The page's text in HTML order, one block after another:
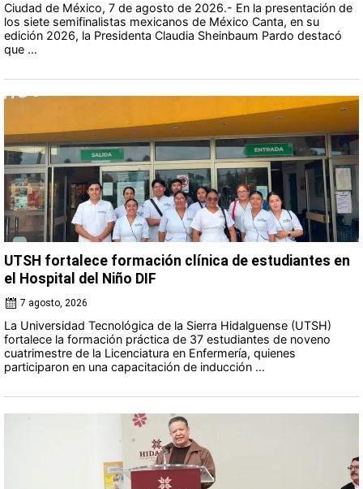
Ciudad de México, 7 de agosto de 2026.- En la presentación de
los siete semifinalistas mexicanos de México Canta, en su
edición 2026, la Presidenta Claudia Sheinbaum Pardo destacó
que ...
UTSH fortalece formación clínica de estudiantes en
el Hospital del Niño DIF
7 agosto, 2026
La Universidad Tecnológica de la Sierra Hidalguense (UTSH)
fortalece la formación práctica de 37 estudiantes de noveno
cuatrimestre de la Licenciatura en Enfermería, quienes
participaron en una capacitación de inducción ...